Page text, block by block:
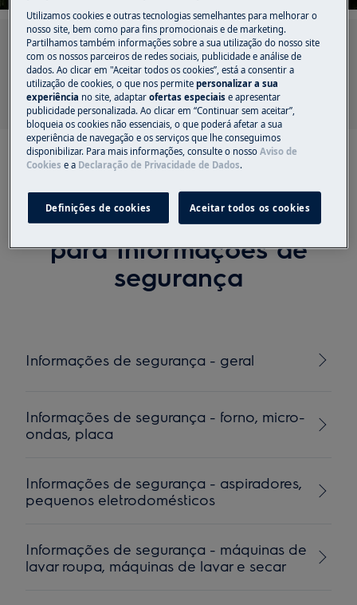
Pesquise entre os nossos artigos de suporte
Artigos recomendados
para Informações de
segurança
Informações de segurança - geral
Informações de segurança - forno, micro-
ondas, placa
Informações de segurança - aspiradores,
pequenos eletrodomésticos
Informações de segurança - máquinas de
lavar roupa, máquinas de lavar e secar
Utilizamos cookies e outras tecnologias semelhantes para melhorar o
nosso site, bem como para fins promocionais e de marketing.
Partilhamos também informações sobre a sua utilização do nosso site
com os nossos parceiros de redes sociais, publicidade e análise de
dados. Ao clicar em "Aceitar todos os cookies”, está a consentir a
utilização de cookies, o que nos permitepersonalizar a sua
experiência no site, adaptarofertas especiaise apresentar
publicidade personalizada. Ao clicar em “Continuar sem aceitar”,
bloqueia os cookies não essenciais, o que poderá afetar a sua
experiência de navegação e os serviços que lhe conseguimos
disponibilizar. Para mais informações, consulte o nossoAviso de
Cookies e a Declaração de Privacidade de Dados.
Definições de cookies Aceitar todos os cookies